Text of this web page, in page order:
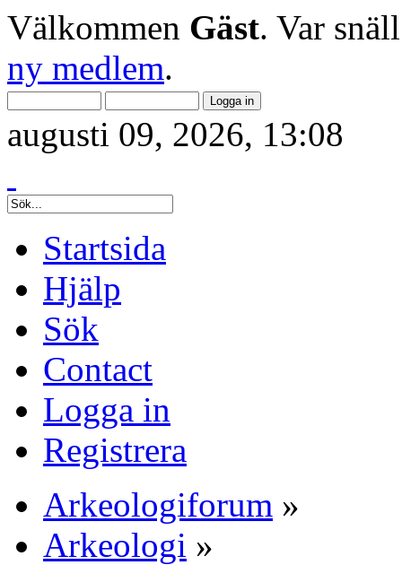
Välkommen Gäst. Var
ny medlem.
augusti 09, 2026, 13:08
Startsida
Hjälp
Sök
Contact
Logga in
Registrera
Arkeologiforum »
Arkeologi »